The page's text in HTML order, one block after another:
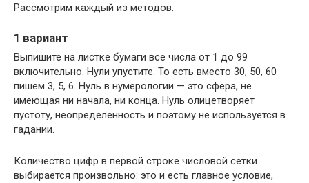
Рассмотрим каждый из методов.
1 вариант
Выпишите на листке бумаги все числа от 1 до 99
включительно. Нули упустите. То есть вместо 30, 50, 60
пишем 3, 5, 6. Нуль в нумерологии — это сфера, не
имеющая ни начала, ни конца. Нуль олицетворяет
пустоту, неопределенность и поэтому не используется в
гадании.
Количество цифр в первой строке числовой сетки
выбирается произвольно: это и есть главное условие,